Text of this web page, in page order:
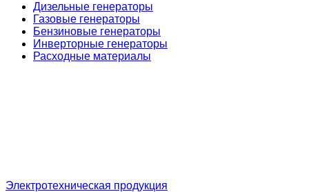
Дизельные генераторы
Газовые генераторы
Бензиновые генераторы
Инверторные генераторы
Расходные материалы
Электротехническая продукция